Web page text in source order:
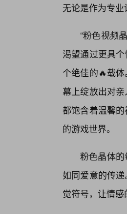
无论是作为专
“粉色视频
渴望通过更具
个绝佳的🔥载
幕上绽放出对
都饱含着温馨
的游戏世界。
粉色晶体
如同爱意的传递
觉符号，让情